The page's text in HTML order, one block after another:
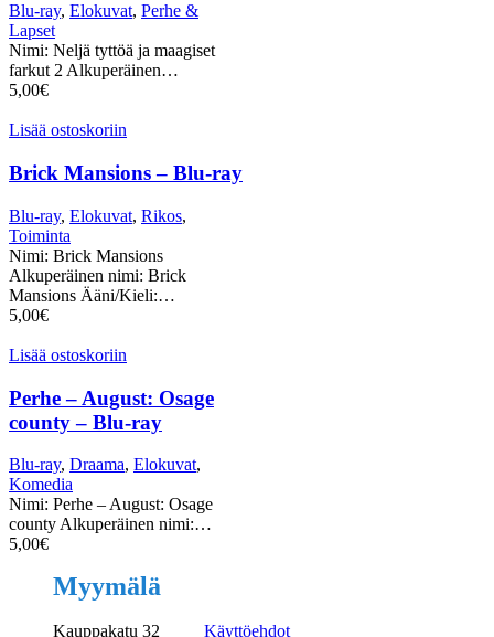
Blu-ray, Elokuvat, Perhe &
Lapset
Nimi: Neljä tyttöä ja maagiset
farkut 2 Alkuperäinen…
5,00€
Lisää ostoskoriin
Brick Mansions – Blu-ray
Blu-ray, Elokuvat, Rikos,
Toiminta
Nimi: Brick Mansions
Alkuperäinen nimi: Brick
Mansions Ääni/Kieli:…
5,00€
Lisää ostoskoriin
Perhe – August: Osage
county – Blu-ray
Blu-ray, Draama, Elokuvat,
Komedia
Nimi: Perhe – August: Osage
county Alkuperäinen nimi:…
5,00€
Myymälä
Kauppakatu 32 Käyttöehdot